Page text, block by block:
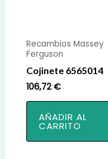
Recambios Massey
Ferguson
Cojinete 6565014
106,72€
AÑADIR AL
CARRITO